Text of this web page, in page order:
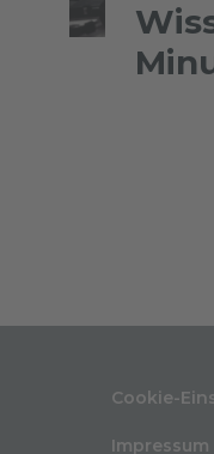
Cookie-
Impressum